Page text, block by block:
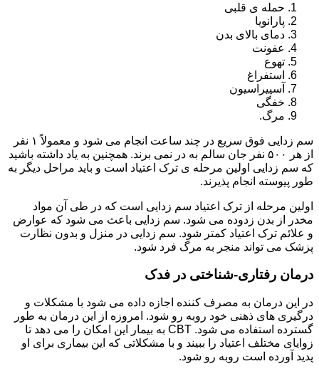
حمله ی قلبی
پارانویا
دمای بالای بدن
عفونت
تهوع
استفراغ
آسپیراسیون
خفگی
مرگ.
سم زدایی فوق سریع در چند ساعت انجام می شود و معمولاً ۱ نفر
از هر ۵۰۰ نفر جان سالم به در نمی برند. همچنین به یاد داشته باشید
که سم زدایی اولین مرحله ی ترک اعتیاد است و باید مراحل دیگر به
طور پیوسته انجام پذیرند.
اولین مرحله از ترک اعتیاد سم زدایی است که در طی آن مواد
مخدر از بدن زدوده می شود. سم زدایی باعث می شود که عوارض
و علائم ترک اعتیاد کمتر شود. سم زدایی در منزل و بدون نظارت
پزشک می تواند منجر به مرگ فرد شود.
درمان رفتاری-شناختی در فدک
در این درمان به مصرف کننده اجازه داده می شود با مشکلات و
درگیری های ذهنی خود روبه رو شود. امروزه از این درمان به طور
گسترده استفاده می شود. CBT به بیمار این امکان را می دهد تا
زوایای مختلف اعتیاد را ببیند و با مشکلاتی که این بیماری برای او
پدید آورده است روبه رو شود.